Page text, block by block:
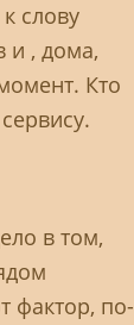
слову
и , дома,
Кто
в том,
фактор, по-